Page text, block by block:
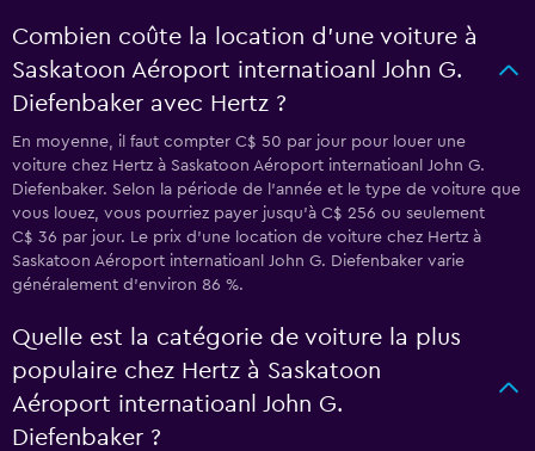
Combien coûte la location d’une voiture à
Saskatoon Aéroport internatioanl John G.
Diefenbaker avec Hertz ?
En moyenne, il faut compter C$ 50 par jour pour louer une
voiture chez Hertz à Saskatoon Aéroport internatioanl John G.
Diefenbaker. Selon la période de l'année et le type de voiture que
vous louez, vous pourriez payer jusqu'à C$ 256 ou seulement
C$ 36 par jour. Le prix d'une location de voiture chez Hertz à
Saskatoon Aéroport internatioanl John G. Diefenbaker varie
généralement d'environ 86 %.
Quelle est la catégorie de voiture la plus
populaire chez Hertz à Saskatoon
Aéroport internatioanl John G.
Diefenbaker ?